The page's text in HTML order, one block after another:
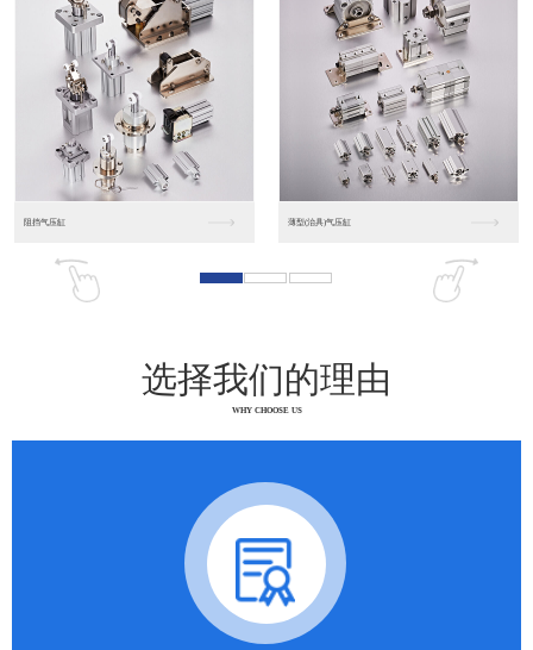
松下人机界面DP10... 数字光钎传感器FX-...
选择我们的理由
WHY CHOOSE US